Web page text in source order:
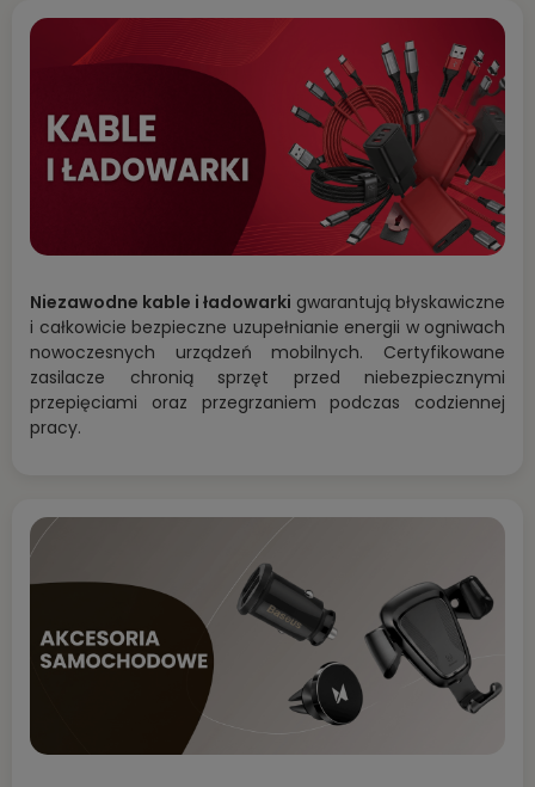
Niezawodne kable i ładowarki gwarantują błyskawiczne
i całkowicie bezpieczne uzupełnianie energii w ogniwach
nowoczesnych urządzeń mobilnych. Certyfikowane
zasilacze chronią sprzęt przed niebezpiecznymi
przepięciami oraz przegrzaniem podczas codziennej
pracy.